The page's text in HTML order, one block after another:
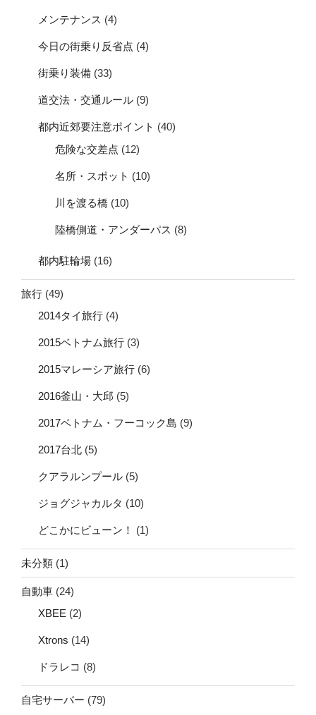
メンテナンス (4)
今日の街乗り反省点 (4)
街乗り装備 (33)
道交法・交通ルール (9)
都内近郊要注意ポイント (40)
危険な交差点 (12)
名所・スポット (10)
川を渡る橋 (10)
陸橋側道・アンダーパス (8)
都内駐輪場 (16)
旅行 (49)
2014タイ旅行 (4)
2015ベトナム旅行 (3)
2015マレーシア旅行 (6)
2016釜山・大邱 (5)
2017ベトナム・フーコック島 (9)
2017台北 (5)
クアラルンプール (5)
ジョグジャカルタ (10)
どこかにビューン！ (1)
未分類 (1)
自動車 (24)
XBEE (2)
Xtrons (14)
ドラレコ (8)
自宅サーバー (79)